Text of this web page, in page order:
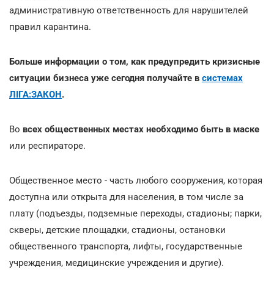
административную ответственность для нарушителей
правил карантина.
Больше информации о том, как предупредить кризисные
ситуации бизнеса уже сегодня получайте в системах
ЛІГА:ЗАКОН.
Во всех общественных местах необходимо быть в маске
или респираторе.
Общественное место - часть любого сооружения, которая
доступна или открыта для населения, в том числе за
плату (подъезды, подземные переходы, стадионы; парки,
скверы, детские площадки, стадионы, остановки
общественного транспорта, лифты, государственные
учреждения, медицинские учреждения и другие).